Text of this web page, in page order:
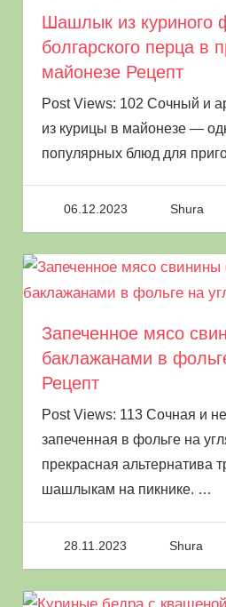
Шашлык из куриного
болгарского перца в
майонезе Рецепт
Post Views: 102 Сочный и
из курицы в майонезе —
популярных блюд для
06.12.2023 Shura
Запеченное мясо
баклажанами в
Рецепт
Post Views: 113 Сочная и
запеченная в фольге на
прекрасная альтернатива
шашлыкам на пикнике. …
28.11.2023 Shura